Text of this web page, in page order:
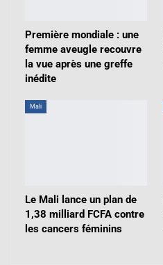
Première mondiale : une
femme aveugle recouvre
la vue après une greffe
inédite
Mali
Le Mali lance un plan de
1,38 milliard FCFA contre
les cancers féminins